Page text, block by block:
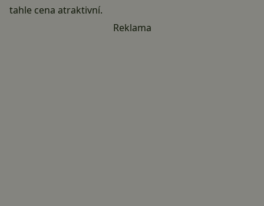
tahle cena atraktivní.
Reklama